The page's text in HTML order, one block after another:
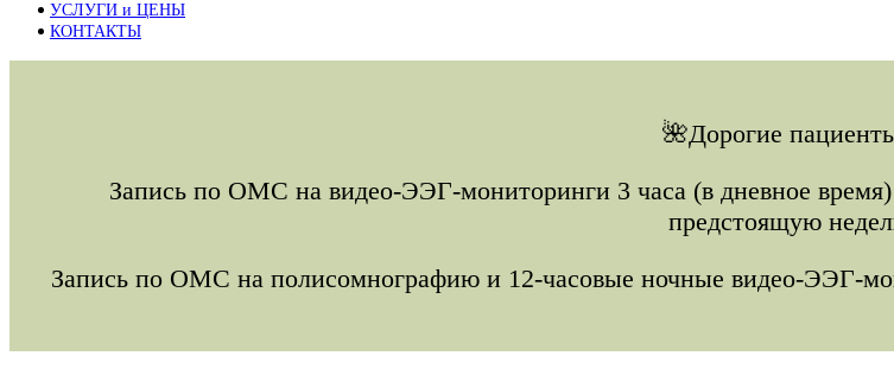
УСЛУГИ и ЦЕНЫ
КОНТАКТЫ
🌺Дорогие
Запись по ОМС на видео-ЭЭГ-мониторинги 3 часа (в дневное
предстоящую
Запись по ОМС на полисомнографию и 12-часовые ночные видео-ЭЭГ-